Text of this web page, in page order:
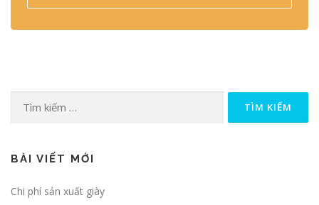
Tìm kiếm cho:
BÀI VIẾT MỚI
Chi phí sản xuất giày